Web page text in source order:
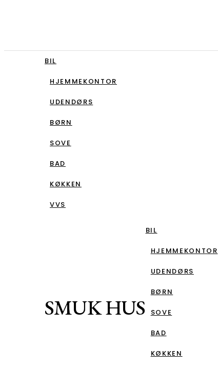
BIL
HJEMMEKONTOR
UDENDØRS
BØRN
SOVE
BAD
KØKKEN
VVS
SMUK HUS
BIL
HJEMMEKONTOR
UDENDØRS
BØRN
SOVE
BAD
KØKKEN